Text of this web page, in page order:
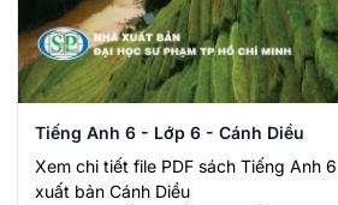
Tiếng Anh 6 - Lớp 6 - Cánh Diều
Xem chi tiết file PDF sách Tiếng Anh
xuất bản Cánh Diều